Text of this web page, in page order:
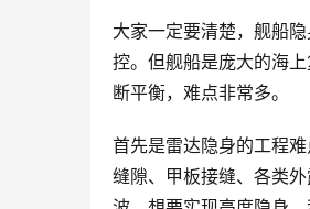
大家一定要清楚，舰船
控。但舰船是庞大的海
断平衡，难点非常多。
首先是雷达隐身的工程
缝隙、甲板接缝、各类